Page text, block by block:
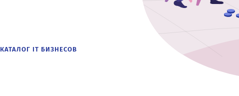
КАТАЛОГ IT БИЗНЕСОВ